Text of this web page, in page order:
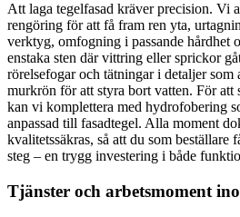
Att laga tegelfasad kräver precision. Vi
rengöring för att få fram ren yta,
verktyg, omfogning i passande hårdhet
enstaka sten där vittring eller sprickor
rörelsefogar och tätningar i detaljer som
murkrön för att styra bort vatten. För att
kan vi komplettera med hydrofobering
anpassad till fasadtegel. Alla moment
kvalitetssäkras, så att du som beställare
steg – en trygg investering i både
Tjänster och arbetsmoment